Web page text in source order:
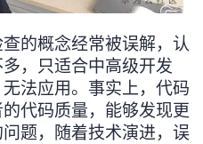
的概念经常被误解，认
，只适合中高级开发
法应用。事实上，代码
代码质量，能够发现更
题，随着技术演进，误